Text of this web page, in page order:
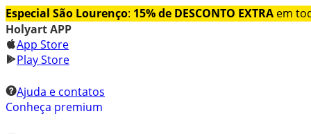
Especial São Lourenço: 15% de DESCONTO EXTRA em
Holyart APP
App Store
Play Store
Ajuda e contatos
Conheça premium